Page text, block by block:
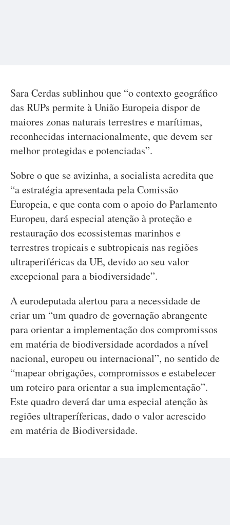
Sara Cerdas sublinhou que “o contexto geográfico
das RUPs permite à União Europeia dispor de
maiores zonas naturais terrestres e marítimas,
reconhecidas internacionalmente, que devem ser
melhor protegidas e potenciadas”.
Sobre o que se avizinha, a socialista acredita que
“a estratégia apresentada pela Comissão
Europeia, e que conta com o apoio do Parlamento
Europeu, dará especial atenção à proteção e
restauração dos ecossistemas marinhos e
terrestres tropicais e subtropicais nas regiões
ultraperiféricas da UE, devido ao seu valor
excepcional para a biodiversidade”.
A eurodeputada alertou para a necessidade de
criar um “um quadro de governação abrangente
para orientar a implementação dos compromissos
em matéria de biodiversidade acordados a nível
nacional, europeu ou internacional”, no sentido de
“mapear obrigações, compromissos e estabelecer
um roteiro para orientar a sua implementação”.
Este quadro deverá dar uma especial atenção às
regiões ultraperífericas, dado o valor acrescido
em matéria de Biodiversidade.